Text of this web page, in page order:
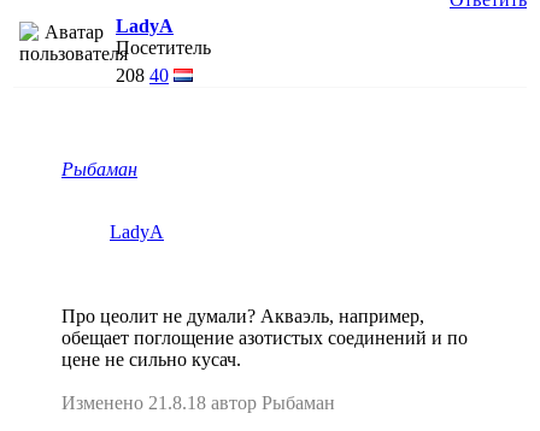
LadyA
Посетитель
208 40
Рыбаман
LadyA
Про цеолит не думали? Акваэль, например,
обещает поглощение азотистых соединений и по
цене не сильно кусач.
Изменено 21.8.18 автор Рыбаман